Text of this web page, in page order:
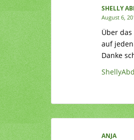
SHELLY
August 6,
Über
auf
Danke
ANJA